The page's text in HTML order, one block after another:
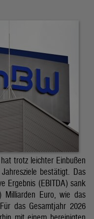
trotz leichter Einbußen
bestätigt. Das
Ergebnis (EBITDA) sank
Milliarden Euro, wie das
das Gesamtjahr 2026